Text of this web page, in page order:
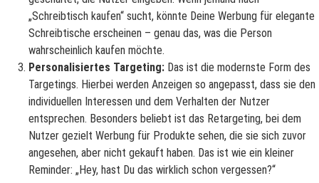
„Schreibtisch kaufen“ sucht, könnte Deine Werbung für elegante
Schreibtische erscheinen – genau das, was die Person
wahrscheinlich kaufen möchte.
Personalisiertes Targeting: Das ist die modernste Form des
Targetings. Hierbei werden Anzeigen so angepasst, dass sie den
individuellen Interessen und dem Verhalten der Nutzer
entsprechen. Besonders beliebt ist das Retargeting, bei dem
Nutzer gezielt Werbung für Produkte sehen, die sie sich zuvor
angesehen, aber nicht gekauft haben. Das ist wie ein kleiner
Reminder: „Hey, hast Du das wirklich schon vergessen?“